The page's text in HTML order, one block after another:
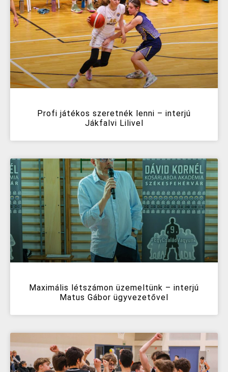
Profi játékos szeretnék lenni – interjú
Jákfalvi Lilivel
Maximális létszámon üzemeltünk – interjú
Matus Gábor ügyvezetővel